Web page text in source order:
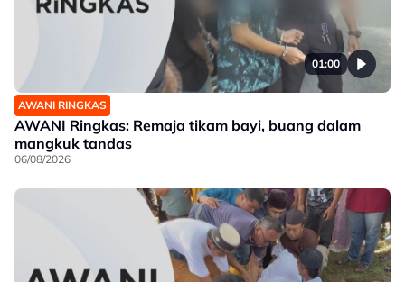
01:00
AWANI RINGKAS
AWANI Ringkas: Remaja tikam bayi, buang dalam
mangkuk tandas
06/08/2026